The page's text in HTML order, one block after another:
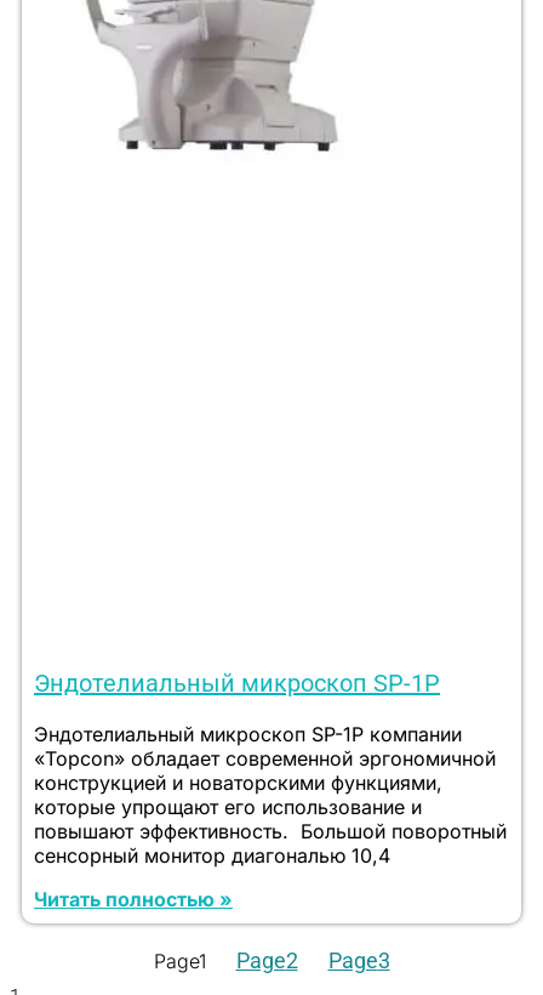
Эндотелиальный микроскоп SP-1P
Эндотелиальный микроскоп SP-1P компании
«Topcon» обладает современной эргономичной
конструкцией и новаторскими функциями,
которые упрощают его использование и
повышают эффективность. Большой поворотный
сенсорный монитор диагональю 10,4
Читать полностью »
Page1 Page2 Page3